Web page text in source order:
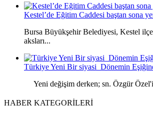
Kestel’de Eğitim Caddesi baştan sona
Bursa Büyükşehir Belediyesi, Kestel
aksları...
Türkiye Yeni Bir siyasi Dönemin
Yeni değişim derken; sn. Özgür
HABER KATEGORİLERİ